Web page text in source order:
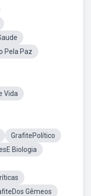
Pela Paz
Vida
GrafitePolítico
Biologia
Gêmeos